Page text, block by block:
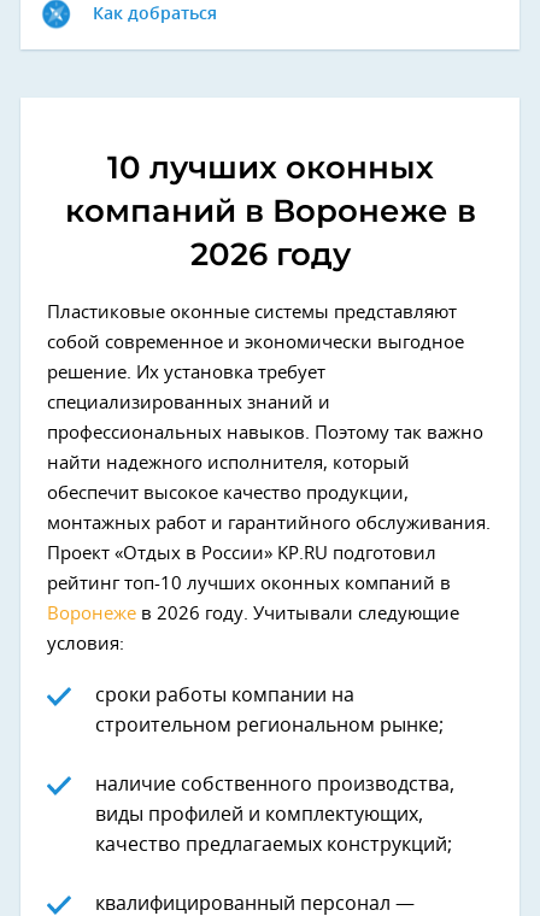
Как добраться
10 лучших оконных
компаний в Воронеже в
2026 году
Пластиковые оконные системы представляют
собой современное и экономически выгодное
решение. Их установка требует
специализированных знаний и
профессиональных навыков. Поэтому так важно
найти надежного исполнителя, который
обеспечит высокое качество продукции,
монтажных работ и гарантийного обслуживания.
Проект «Отдых в России» KP.RU подготовил
рейтинг топ-10 лучших оконных компаний в
Воронеже в 2026 году. Учитывали следующие
условия:
сроки работы компании на
строительном региональном рынке;
наличие собственного производства,
виды профилей и комплектующих,
качество предлагаемых конструкций;
квалифицированный персонал —